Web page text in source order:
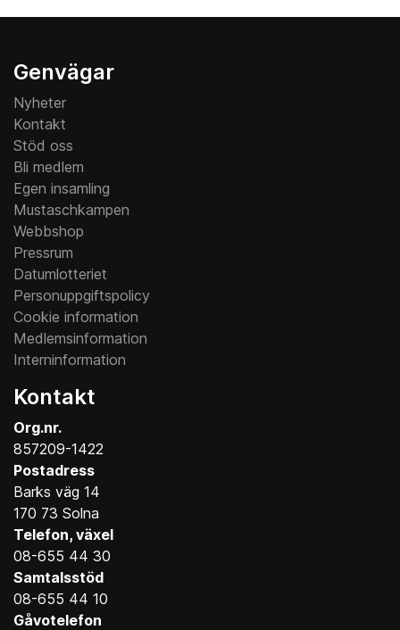
Genvägar
Nyheter
Kontakt
Stöd oss
Bli medlem
Egen insamling
Mustaschkampen
Webbshop
Pressrum
Datumlotteriet
Personuppgiftspolicy
Cookie information
Medlemsinformation
Interninformation
Kontakt
Org.nr.
857209-1422
Postadress
Barks väg 14
170 73 Solna
Telefon, växel
08-655 44 30
Samtalsstöd
08-655 44 10
Gåvotelefon